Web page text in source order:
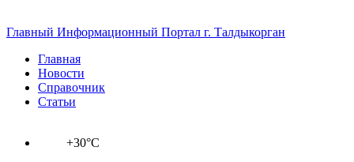
Главный Информационный Портал г. Талдыкорган
Главная
Новости
Справочник
Статьи
+30°C